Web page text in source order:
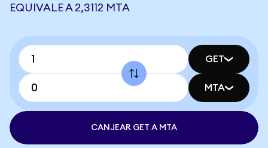
EQUIVALE A 2,3112 MTA
GET
MTA
CANJEAR GET A MTA